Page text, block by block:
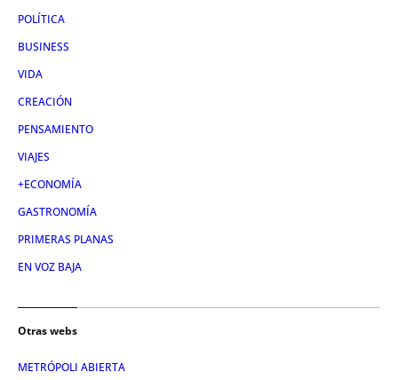
POLÍTICA
BUSINESS
VIDA
CREACIÓN
PENSAMIENTO
VIAJES
+ECONOMÍA
GASTRONOMÍA
PRIMERAS PLANAS
EN VOZ BAJA
Otras webs
METRÓPOLI ABIERTA